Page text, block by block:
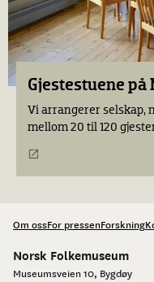
Gjestestuene på
Vi arrangerer selskap,
mellom 20 til 120
Om ossFor pressenForskning
Norsk Folkemuseum
Museumsveien 10, Bygdøy